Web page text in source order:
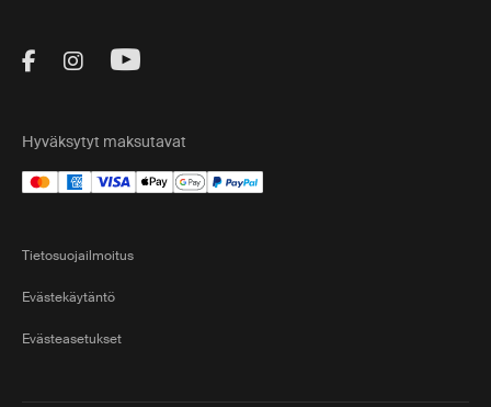
Visit Thule on Facebook (external link)
Visit Thule on Instagram (external link)
Visit Thule on Youtube (external
Hyväksytyt maksutavat
Tietosuojailmoitus
Evästekäytäntö
Evästeasetukset